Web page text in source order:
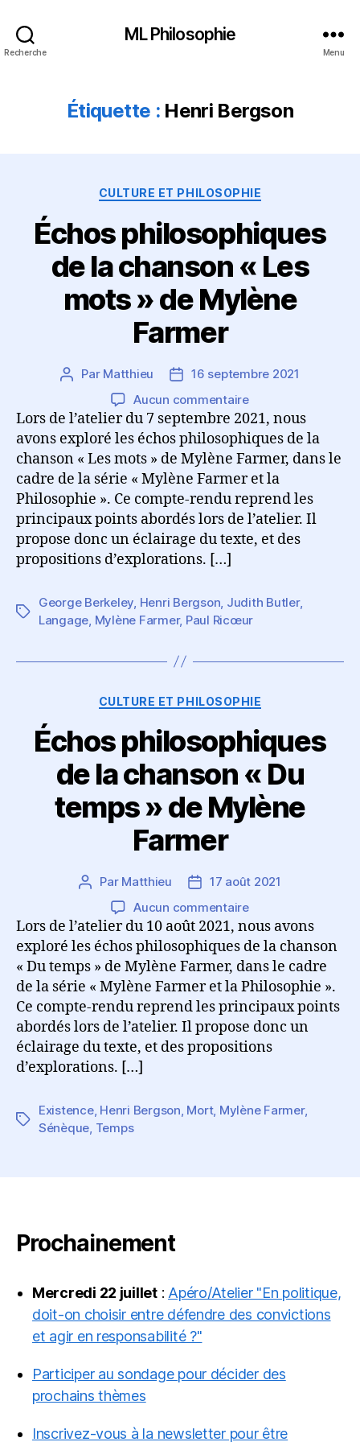
Recherche
ML Philosophie
Menu
Étiquette : Henri Bergson
Catégories
CULTURE ET PHILOSOPHIE
Échos philosophiques
de la chanson « Les
mots » de Mylène
Farmer
Auteur
l’article
Par Matthieu
Date
l’article
16 septembre 2021
Aucun commentairesur
Échos
philosophiques
de
chanson
«
Les
mots
Farmer
Lors de l’atelier du 7 septembre 2021, nous
avons exploré les échos philosophiques de la
chanson « Les mots » de Mylène Farmer, dans le
cadre de la série « Mylène Farmer et la
Philosophie ». Ce compte-rendu reprend les
principaux points abordés lors de l’atelier. Il
propose donc un éclairage du texte, et des
propositions d’explorations. […]
Étiquettes
George Berkeley Henri Bergson Judith Butler,
Langage Mylène Farmer, Paul Ricœur
Catégories
CULTURE ET PHILOSOPHIE
Échos philosophiques
de la chanson « Du
temps » de Mylène
Farmer
Auteur
l’article
Par Matthieu
Date
l’article
17 août 2021
Aucun commentairesur
Échos
philosophiques
de
la
chanson
«
Du
temps
Farmer
Lors de l’atelier du 10 août 2021, nous avons
exploré les échos philosophiques de la chanson
« Du temps » de Mylène Farmer, dans le cadre
de la série « Mylène Farmer et la Philosophie ».
Ce compte-rendu reprend les principaux points
abordés lors de l’atelier. Il propose donc un
éclairage du texte, et des propositions
d’explorations. […]
Étiquettes
Existence, Henri Bergson, Mort, Mylène Farmer,
Sénèque, Temps
Prochainement
Mercredi 22 juillet: Apéro/Atelier "En politique,
doit-on choisir entre défendre des convictions
et agir en responsabilité ?"
Participer au sondage pour décider des
prochains thèmes
Inscrivez-vous à la newsletter pour être